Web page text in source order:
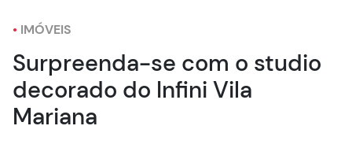
• IMÓVEIS
Surpreenda-se com o studio
decorado do Infini Vila
Mariana